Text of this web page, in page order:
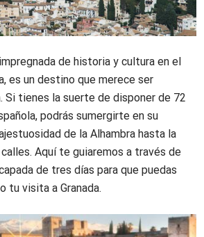
de historia y cultura en el
es un destino que merece ser
Si tienes la suerte de disponer de 72
podrás sumergirte en su
de la Alhambra hasta la
Aquí te guiaremos a través de
de tres días para que puedas
tu visita a Granada.